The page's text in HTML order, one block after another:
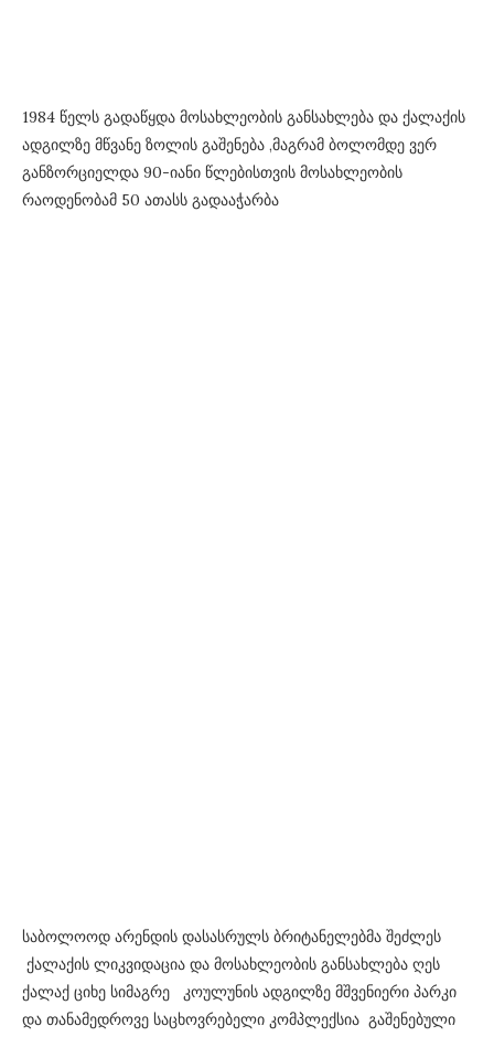
1984 წელს გადაწყდა მოსახლეობის განსახლება და ქალაქის
ადგილზე მწვანე ზოლის გაშენება ,მაგრამ ბოლომდე ვერ
განზორციელდა 90-იანი წლებისთვის მოსახლეობის
რაოდენობამ 50 ათასს გადააჭარბა
საბოლოოდ არენდის დასასრულს ბრიტანელებმა შეძლეს
ქალაქის ლიკვიდაცია და მოსახლეობის განსახლება ღეს
ქალაქ ციხე სიმაგრე კოულუნის ადგილზე მშვენიერი პარკი
და თანამედროვე საცხოვრებელი კომპლექსია გაშენებული